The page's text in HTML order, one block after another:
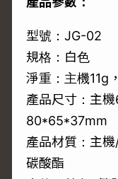
型號：JG-02
規格：白色
淨重：主機11g
產品尺寸：主
80*65*37mm
產品材質：主
碳酸酯